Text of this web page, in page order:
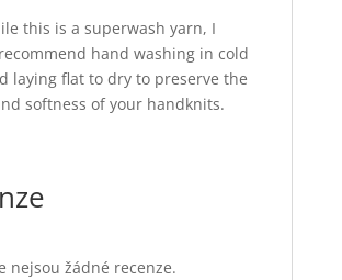
this is a superwash yarn, I
hand washing in cold
laying flat to dry to preserve the
softness of your handknits.
nejsou žádné recenze.